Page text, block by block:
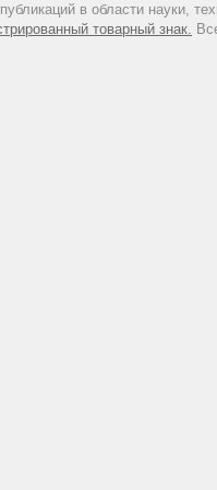
в области науки,
товарный знак.